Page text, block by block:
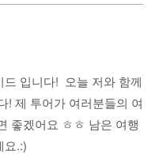
입니다! 오늘 저와 함께
! 제 투어가 여러분들의 여
좋겠어요 ㅎㅎ 남은 여행
요.:)